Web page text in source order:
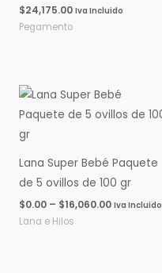
$24,175.00 Iva Incluido
Pegamento
Lana Super Bebé Paquete
de 5 ovillos de 100 gr
$0.00 – $16,060.00
Rango
de
precios:
$16,060.00
Iva Incluido
Lana e Hilos